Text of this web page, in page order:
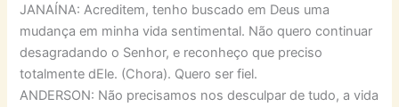
JANAÍNA: Acreditem, tenho buscado em Deus uma
mudança em minha vida sentimental. Não quero continuar
desagradando o Senhor, e reconheço que preciso
totalmente dEle. (Chora). Quero ser fiel.
ANDERSON: Não precisamos nos desculpar de tudo, a vida